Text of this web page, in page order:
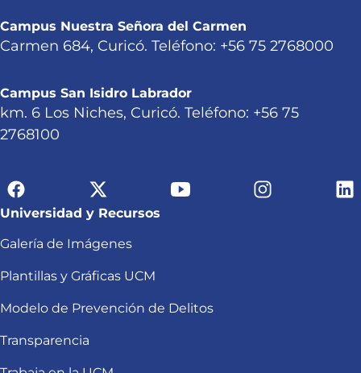
Campus Nuestra Señora del Carmen
Carmen 684, Curicó. Teléfono: +56 75 2768000
Campus San Isidro Labrador
km. 6 Los Niches, Curicó. Teléfono: +56 75
2768100
Universidad y Recursos
Galería de Imágenes
Plantillas y Gráficas UCM
Modelo de Prevención de Delitos
Transparencia